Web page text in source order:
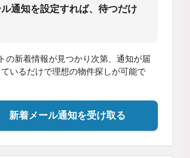
通知を設定すれば、待つだけ
の新着情報が見つかり次第、通知が届
いるだけで理想の物件探しが可能で
新着メール通知を受け取る